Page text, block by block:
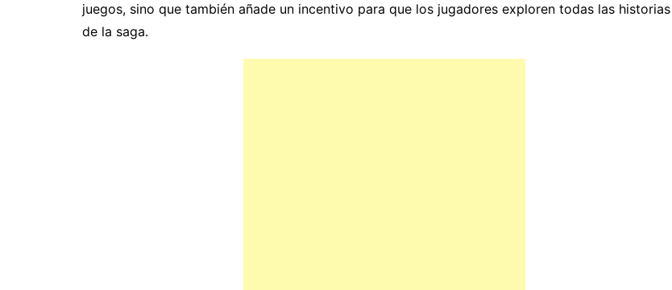
juegos, sino que también añade un incentivo para que los jugadores exploren todas las historias
de la saga.